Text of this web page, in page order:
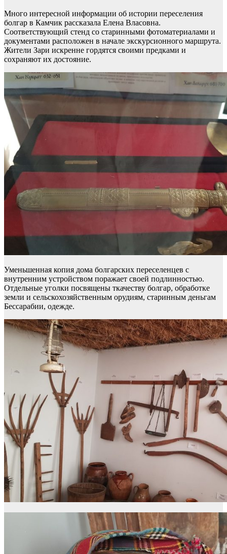
Много интересной информации об истории переселения
болгар в Камчик рассказала Елена Власовна.
Соответствующий стенд со старинными фотоматериалами и
документами расположен в начале экскурсионного маршрута.
Жители Зари искренне гордятся своими предками и
сохраняют их достояние.
Уменьшенная копия дома болгарских переселенцев с
внутренним устройством поражает своей подлинностью.
Отдельные уголки посвящены ткачеству болгар, обработке
земли и сельскохозяйственным орудиям, старинным деньгам
Бессарабии, одежде.